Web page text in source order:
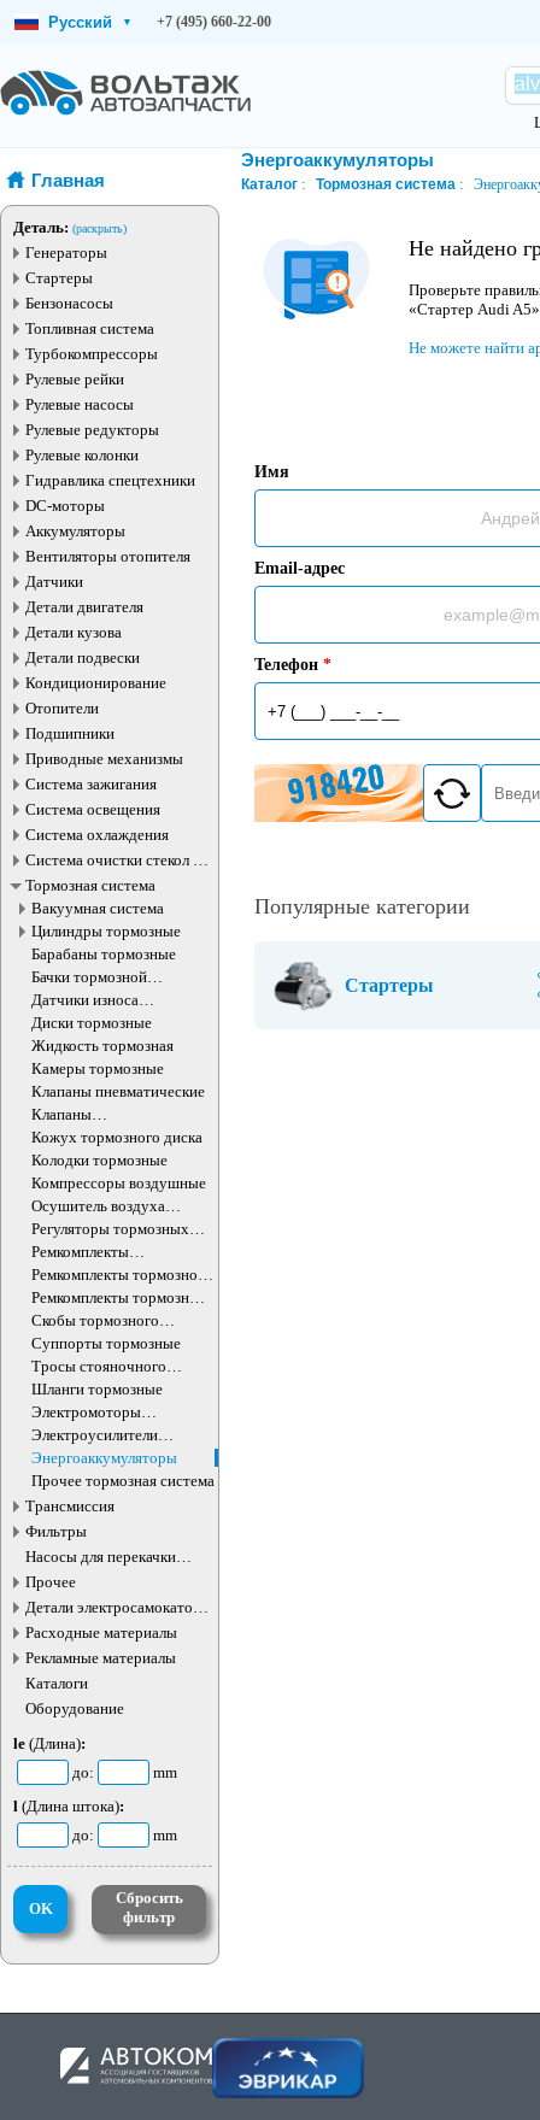
Русский ▾ +7 (495) 660-22-00
Главная
Деталь: (раскрыть)
Генераторы
Стартеры
Бензонасосы
Топливная система
Турбокомпрессоры
Рулевые рейки
Рулевые насосы
Рулевые редукторы
Рулевые колонки
Гидравлика спецтехники
DC-моторы
Аккумуляторы
Вентиляторы отопителя
Датчики
Детали двигателя
Детали кузова
Детали подвески
Кондиционирование
Отопители
Подшипники
Приводные механизмы
Система зажигания
Система освещения
Система охлаждения
Система очистки стекол и
фар
Тормозная система
Вакуумная система
Цилиндры тормозные
Барабаны тормозные
Бачки тормозной
жидкости
Датчики износа
тормозных колодок
Диски тормозные
Жидкость тормозная
Камеры тормозные
Клапаны пневматические
Клапаны
электромагнитные
Кожух тормозного диска
Колодки тормозные
Компрессоры воздушные
Осушитель воздуха
тормозной системы
Регуляторы тормозных
усилий
Ремкомплекты
компрессоров воздушных
Ремкомплекты тормозной
системы
Ремкомплекты тормозных
суппортов
Скобы тормозного
суппорта
Суппорты тормозные
Тросы стояночного
тормоза
Шланги тормозные
Электромоторы
стояночного тормоза
Электроусилители
тормозов
Энергоаккумуляторы
Прочее тормозная система
Трансмиссия
Фильтры
Насосы для перекачки
жидкостей
Прочее
Детали электросамокатов и
электротранспорта
Расходные материалы
Рекламные материалы
Каталоги
Оборудование
le (Длина):
до:
mm
l (Длина штока):
до:
mm
OK
Сбросить
фильтр
Энергоаккумуляторы
Каталог Тормозная система
Не найдено
Проверьте
«Стартер Audi
Не можете найти
Имя
Email-адрес
Телефон *
Популярные категории
Стартеры